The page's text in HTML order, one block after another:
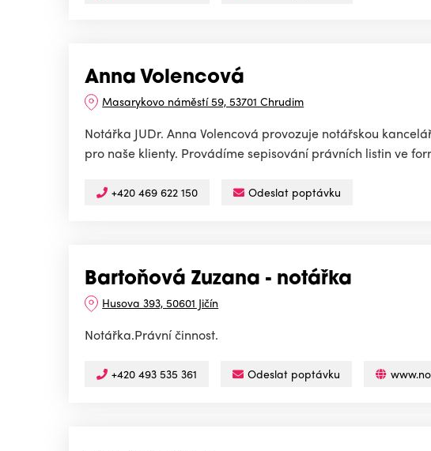
Anna Volencová
Masarykovo náměstí 59, 53701 Chrudim
Notářka JUDr. Anna Volencová provozuje notářskou
pro naše klienty. Provádíme sepisování právních listin ve
+420 469 622 150 Odeslat poptávku
Bartoňová Zuzana - notářka
Husova 393, 50601 Jičín
Notářka.Právní činnost.
+420 493 535 361 Odeslat poptávku